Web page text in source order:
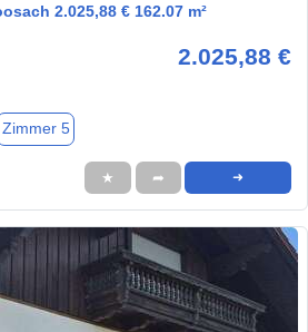
2.025,88 € 162.07 m²
2.025,88 €
Zimmer 5
★ ➦ ➜